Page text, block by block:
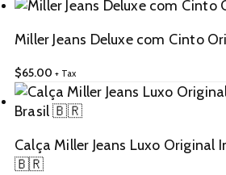
Miller Jeans Deluxe com Cinto
$65.00 + Tax
Calça Miller Jeans Luxo Original
🇧🇷